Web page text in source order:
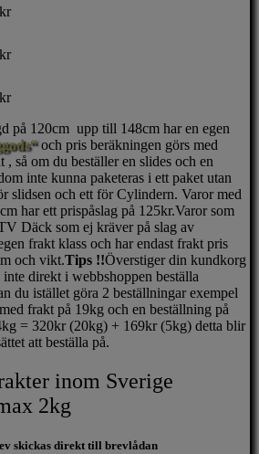
kr
kr
kr
på 120cm upp till 148cm har en egen
och pris beräkningen görs med
, så om du beställer en slides och en
inte kunna paketeras i ett paket utan
slidsen och ett för Cylindern. Varor med
har ett prispåslag på 125kr.Varor som
Däck som ej kräver på slag av
frakt klass och har endast frakt pris
och vikt.Tips !!Överstiger din kundkorg
direkt i webbshoppen beställa
du istället göra 2 beställningar exempel
frakt på 19kg och en beställning på
= 320kr (20kg) + 169kr (5kg) detta blir
att beställa på.
inom Sverige
2kg
skickas direkt till brevlådan